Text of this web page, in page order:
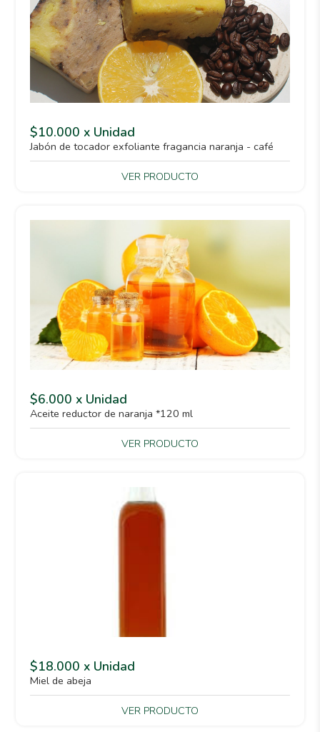
$10.000 x Unidad
Jabón de tocador exfoliante fragancia naranja - café
VER PRODUCTO
$6.000 x Unidad
Aceite reductor de naranja *120 ml
VER PRODUCTO
$18.000 x Unidad
Miel de abeja
VER PRODUCTO